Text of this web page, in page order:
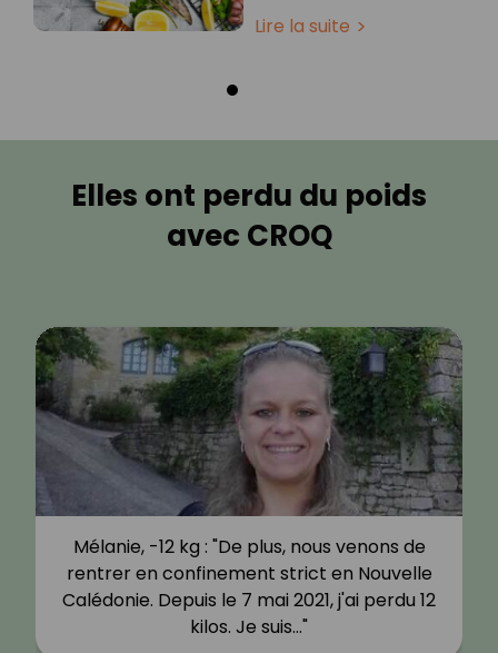
Lire la suite
Elles ont perdu du poids
avec CROQ
Mélanie, -12 kg : "De plus, nous venons de
rentrer en confinement strict en Nouvelle
Calédonie. Depuis le 7 mai 2021, j'ai perdu 12
kilos. Je suis…"